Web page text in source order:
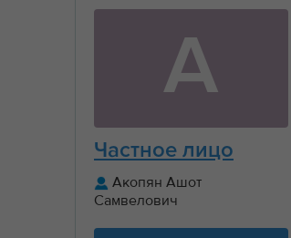
А
Частное лицо
Акопян Ашот
Самвелович